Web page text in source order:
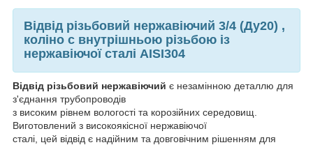
Відвід різьбовий нержавіючий 3/4 (Ду20) ,
коліно с внутрішньою різьбою із
нержавіючої сталі AISI304
Відвід різьбовий нержавіючий є незамінною деталлю для
з'єднання трубопроводів
з високим рівнем вологості та корозійних середовищ.
Виготовлений з високоякісної нержавіючої
сталі, цей відвід є надійним та довговічним рішенням для